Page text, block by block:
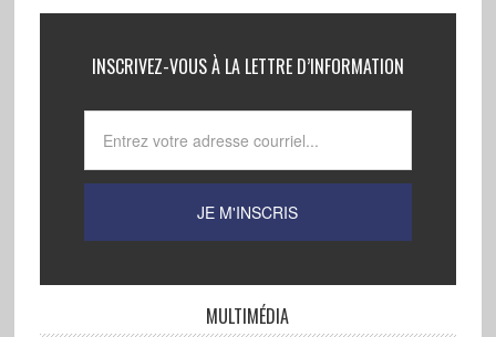
INSCRIVEZ-VOUS À LA LETTRE D’INFORMATION
MULTIMÉDIA